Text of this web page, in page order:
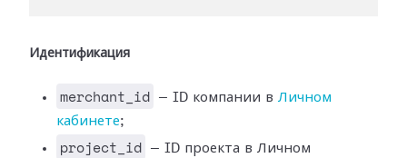
Идентификация
merchant_id — ID компании в Личном
кабинете;
project_id
— ID проекта в Личном